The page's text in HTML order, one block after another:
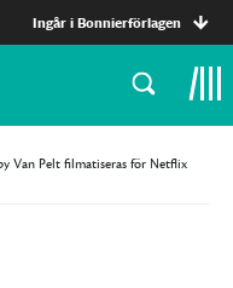
Ingår i Bonnierförlagen
Van Pelt filmatiseras för Netflix